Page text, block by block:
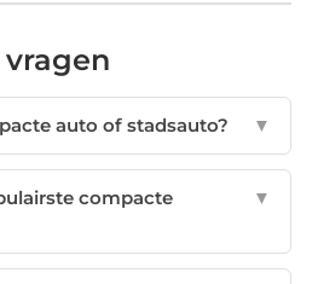
auto of stadsauto? ▼
compacte
▼